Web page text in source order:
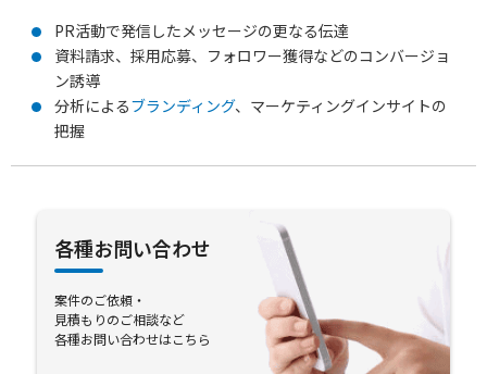
PR活動で発信したメッセージの更なる伝達
資料請求、採用応募、フォロワー獲得などのコンバージョ
ン誘導
分析によるブランディング、マーケティングインサイトの
把握
各種お問い合わせ
案件のご依頼・
見積もりのご相談など
各種お問い合わせはこちら